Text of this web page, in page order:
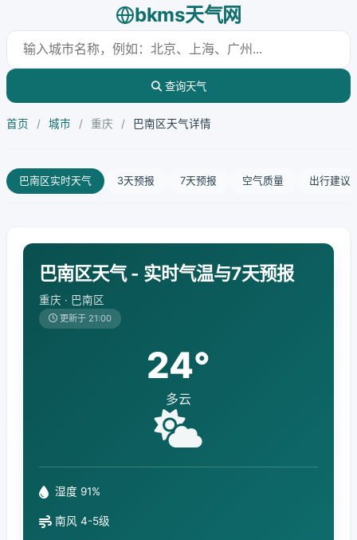
bkms天气网
查询天气
首页 / 城市 / 重庆 / 巴南区天气详情
巴南区实时天气 3天预报 7天预报 空气质量 出行建议
巴南区天气 - 实时气温与7天预报
重庆 · 巴南区
更新于 21:00
24°
多云
湿度 91%
南风 4-5级